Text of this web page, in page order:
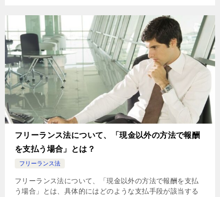
フリーランス法について、「現金以外の方法で報酬
を支払う場合」とは？
フリーランス法
フリーランス法について、「現金以外の方法で報酬を支払
う場合」とは、具体的にはどのような支払手段が該当する